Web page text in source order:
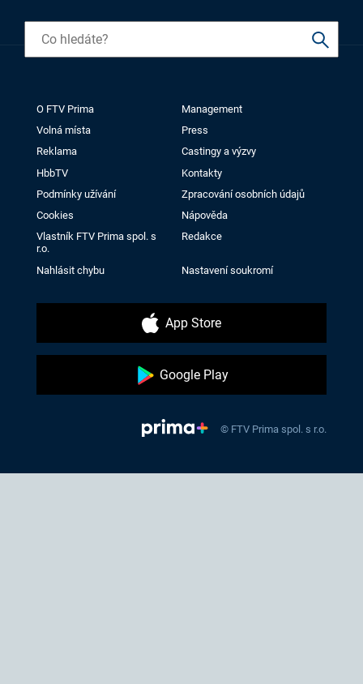
O FTV Prima
Management
Volná místa
Press
Reklama
Castingy a výzvy
HbbTV
Kontakty
Podmínky užívání
Zpracování osobních údajů
Cookies
Nápověda
Vlastník FTV Prima spol. s
r.o.
Redakce
Nahlásit chybu Nastavení soukromí
App Store
Google Play
© FTV Prima spol. s r.o.